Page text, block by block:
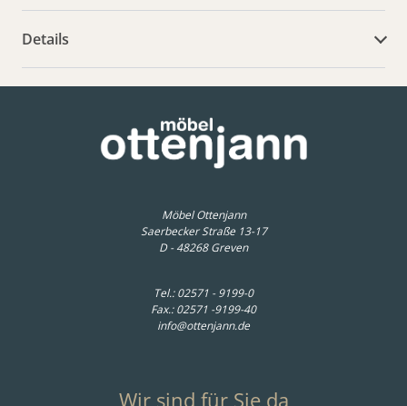
Details
Möbel Ottenjann
Saerbecker Straße 13-17
D - 48268 Greven
Tel.:02571 - 9199-0
Fax.: 02571 -9199-40
info@ottenjann.de
Wir sind für Sie da